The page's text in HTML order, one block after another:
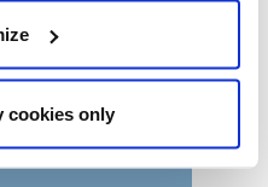
cookies only